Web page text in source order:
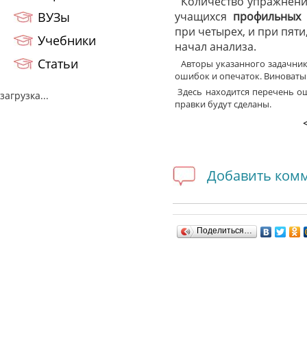
ВУЗы
Учебники
Статьи
загрузка...
учащихся профильных
при четырех, и при
начал анализа.
Авторы указанного
ошибок и опечаток. Виноваты
Здесь находится перечень
правки будут сделаны.
Добавить
Поделиться…